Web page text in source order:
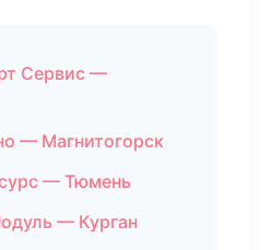
Сервис —
— Магнитогорск
— Тюмень
— Курган